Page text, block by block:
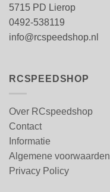
5715 PD Lierop
0492-538119
info@rcspeedshop.nl
RCSPEEDSHOP
Over RCspeedshop
Contact
Informatie
Algemene voorwaarden
Privacy Policy